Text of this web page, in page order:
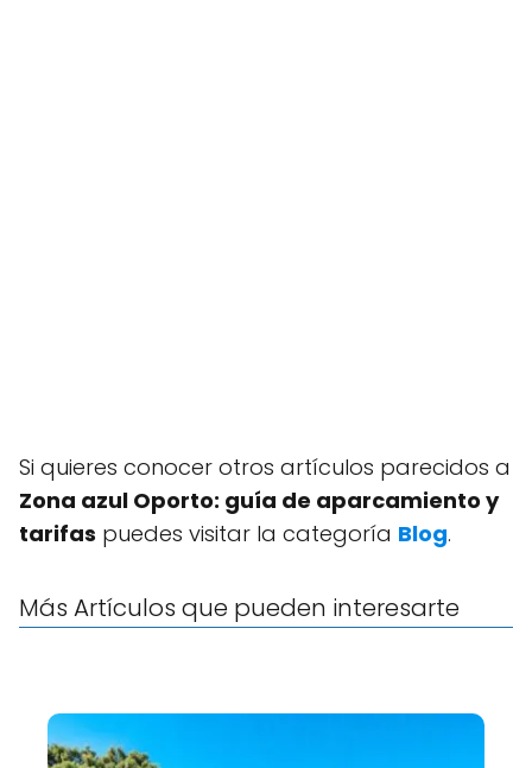
Si quieres conocer otros artículos parecidos a
Zona azul Oporto: guía de aparcamiento y
tarifas puedes visitar la categoría Blog.
Más Artículos que pueden interesarte